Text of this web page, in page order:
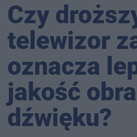
Czy
telewizor
oznacza
jakość
dźwięku?